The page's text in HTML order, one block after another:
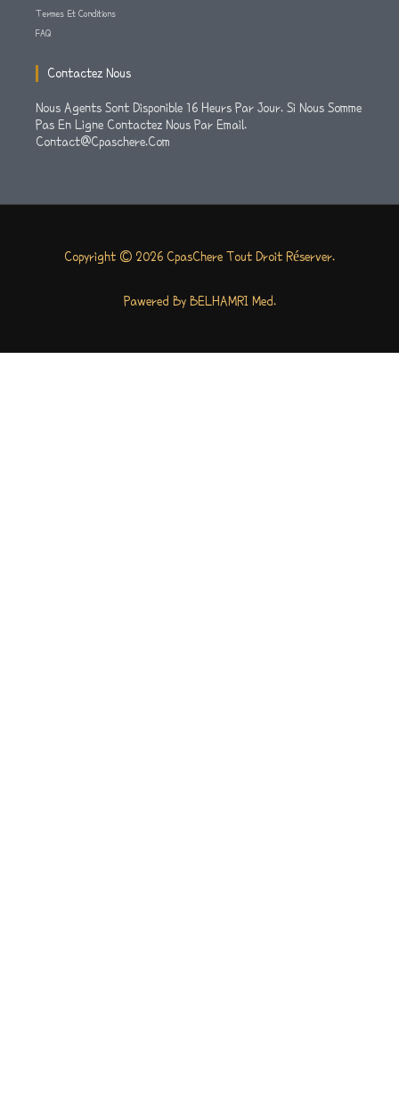
Termes Et Conditions
FAQ
Contactez Nous
Nous Agents Sont Disponible 16 Heurs Par Jour. Si Nous Somme
Pas En Ligne Contactez Nous Par Email.
Contact@cpaschere.com
Copyright © 2026 CpasChere Tout Droit Réserver.
Pawered By BELHAMRI Med.